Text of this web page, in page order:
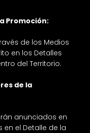
Promoción:
de los Medios
en los Detalles
del Territorio.
de la
anunciados en
en el Detalle de la